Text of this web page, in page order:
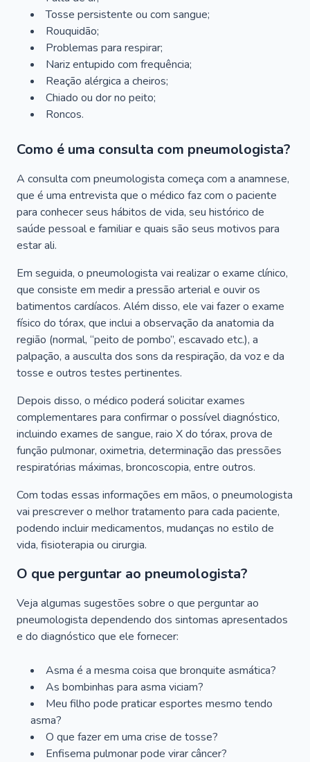
Tosse persistente ou com sangue;
Rouquidão;
Problemas para respirar;
Nariz entupido com frequência;
Reação alérgica a cheiros;
Chiado ou dor no peito;
Roncos.
Como é uma consulta com pneumologista?
A consulta com pneumologista começa com a anamnese,
que é uma entrevista que o médico faz com o paciente
para conhecer seus hábitos de vida, seu histórico de
saúde pessoal e familiar e quais são seus motivos para
estar ali.
Em seguida, o pneumologista vai realizar o exame clínico,
que consiste em medir a pressão arterial e ouvir os
batimentos cardíacos. Além disso, ele vai fazer o exame
físico do tórax, que inclui a observação da anatomia da
região (normal, “peito de pombo”, escavado etc.), a
palpação, a ausculta dos sons da respiração, da voz e da
tosse e outros testes pertinentes.
Depois disso, o médico poderá solicitar exames
complementares para confirmar o possível diagnóstico,
incluindo exames de sangue, raio X do tórax, prova de
função pulmonar, oximetria, determinação das pressões
respiratórias máximas, broncoscopia, entre outros.
Com todas essas informações em mãos, o pneumologista
vai prescrever o melhor tratamento para cada paciente,
podendo incluir medicamentos, mudanças no estilo de
vida, fisioterapia ou cirurgia.
O que perguntar ao pneumologista?
Veja algumas sugestões sobre o que perguntar ao
pneumologista dependendo dos sintomas apresentados
e do diagnóstico que ele fornecer:
Asma é a mesma coisa que bronquite asmática?
As bombinhas para asma viciam?
Meu filho pode praticar esportes mesmo tendo
asma?
O que fazer em uma crise de tosse?
Enfisema pulmonar pode virar câncer?